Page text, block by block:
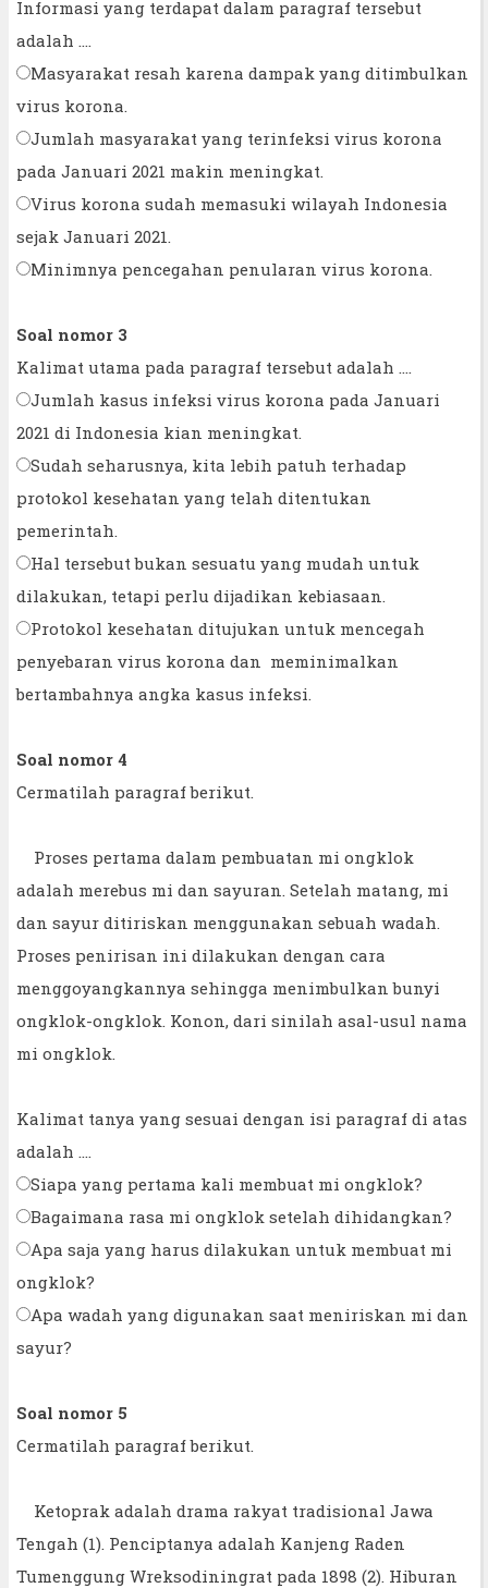
Informasi yang terdapat dalam paragraf tersebut
adalah ....
Masyarakat resah karena dampak yang ditimbulkan
virus korona.
Jumlah masyarakat yang terinfeksi virus korona
pada Januari 2021 makin meningkat.
Virus korona sudah memasuki wilayah Indonesia
sejak Januari 2021.
Minimnya pencegahan penularan virus korona.
Soal nomor 3
Kalimat utama pada paragraf tersebut adalah ....
Jumlah kasus infeksi virus korona pada Januari
2021 di Indonesia kian meningkat.
Sudah seharusnya, kita lebih patuh terhadap
protokol kesehatan yang telah ditentukan
pemerintah.
Hal tersebut bukan sesuatu yang mudah untuk
dilakukan, tetapi perlu dijadikan kebiasaan.
Protokol kesehatan ditujukan untuk mencegah
penyebaran virus korona dan meminimalkan
bertambahnya angka kasus infeksi.
Soal nomor 4
Cermatilah paragraf berikut.
Proses pertama dalam pembuatan mi ongklok
adalah merebus mi dan sayuran. Setelah matang, mi
dan sayur ditiriskan menggunakan sebuah wadah.
Proses penirisan ini dilakukan dengan cara
menggoyangkannya sehingga menimbulkan bunyi
ongklok-ongklok. Konon, dari sinilah asal-usul nama
mi ongklok.
Kalimat tanya yang sesuai dengan isi paragraf di atas
adalah ....
Siapa yang pertama kali membuat mi ongklok?
Bagaimana rasa mi ongklok setelah dihidangkan?
Apa saja yang harus dilakukan untuk membuat mi
ongklok?
Apa wadah yang digunakan saat meniriskan mi dan
sayur?
Soal nomor 5
Cermatilah paragraf berikut.
Ketoprak adalah drama rakyat tradisional Jawa
Tengah (1). Penciptanya adalah Kanjeng Raden
Tumenggung Wreksodiningrat pada 1898 (2). Hiburan